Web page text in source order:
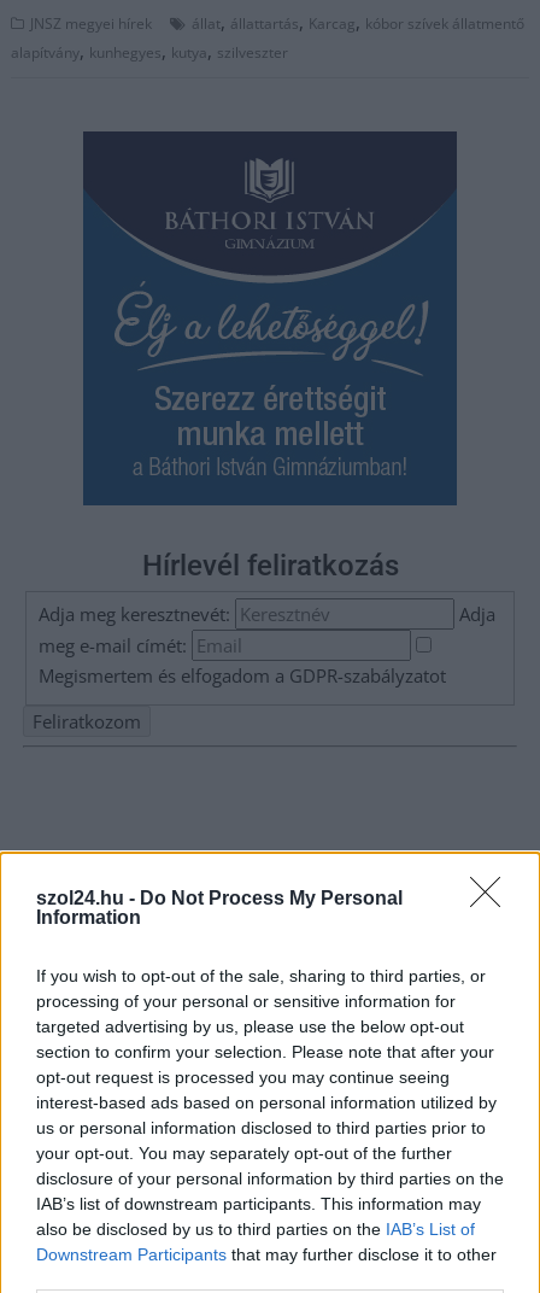
szol24.hu - Do Not Process My Personal
Information
If you wish to opt-out of the sale, sharing to third parties, or
processing of your personal or sensitive information for
targeted advertising by us, please use the below opt-out
section to confirm your selection. Please note that after your
opt-out request is processed you may continue seeing
interest-based ads based on personal information utilized by
us or personal information disclosed to third parties prior to
your opt-out. You may separately opt-out of the further
disclosure of your personal information by third parties on the
IAB’s list of downstream participants. This information may
also be disclosed by us to third parties on the IAB’s List of
Downstream Participants that may further disclose it to other
JNSZ megyei hírek állat, állattartás, Karcag, kóbor szívek állatmentő
alapítvány, kunhegyes, kutya, szilveszter
Hírlevél feliratkozás
Adja meg keresztnevét:
Adja
meg e-mail címét:
Megismertem és elfogadom a GDPR-szabályzatot
A SZOL24 legfrissebb 24 cikke
A Tisza Párt Dr. Baka Andrást jelöli köztársasági elnöknek
Óriási, több mint két méteres harcsát fogott a Tiszán a 13 éves
fiú (VIDEÓVAL)
Hétfőn kezdik, csütörtökön végeznek – lezárás miatt
fennakadásokra és pótlóbuszos közlekedésre számítsunk az
egyik Jász-Nagykun-Szolnok megyei vasútvonalon
Visszaszámlálás indul: -1, 0, Sziget!
Magyarország jobban látszik közelről – heti médiaszemle a
független helyi sajtóból